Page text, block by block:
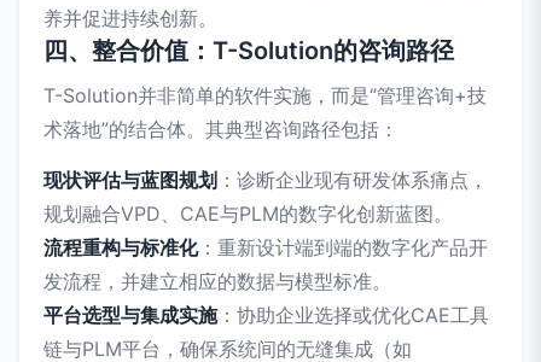
养并促进持续创新。
四、整合价值：T-Solution的咨询路径
T-Solution并非简单的软件实施，而是“管理咨询+技
术落地”的结合体。其典型咨询路径包括：
现状评估与蓝图规划 ：诊断企业现有研发体系痛点，
规划融合VPD、CAE与PLM的数字化创新蓝图。
流程重构与标准化：重新设计端到端的数字化产品开
发流程，并建立相应的数据与模型标准。
平台选型与集成实施：协助企业选择或优化CAE工具
链与PLM平台，确保系统间的无缝集成（如